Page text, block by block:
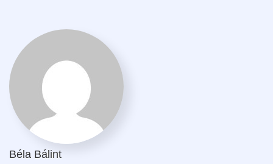
Béla Bálint